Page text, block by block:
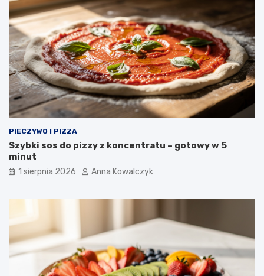
PIECZYWO I PIZZA
Szybki sos do pizzy z koncentratu – gotowy w 5
minut
1 sierpnia 2026 Anna Kowalczyk